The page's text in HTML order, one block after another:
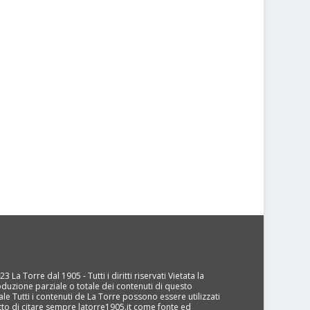
La Torre dal 1905 - Tutti i diritti riservati Vietata la
parziale o totale dei contenuti di questo
Tutti i contenuti de La Torre possono essere utilizzati
di citare sempre latorre1905.it come fonte ed